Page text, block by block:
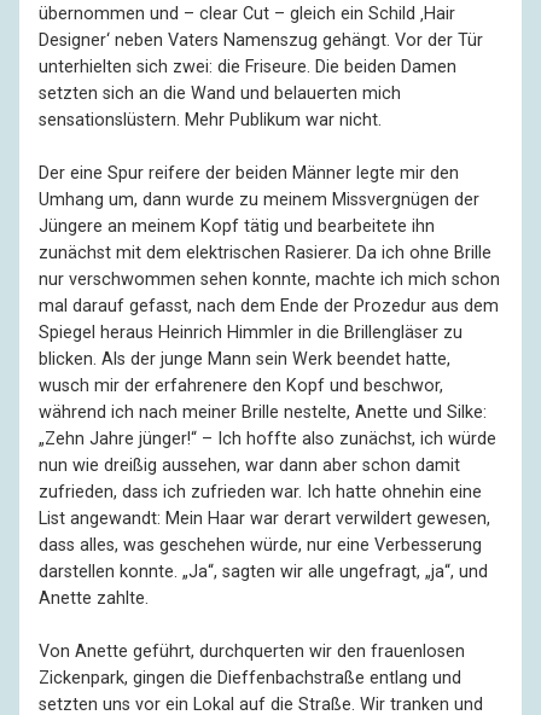
übernommen und – clear Cut – gleich ein Schild ‚Hair
Designer‘ neben Vaters Namenszug gehängt. Vor der Tür
unterhielten sich zwei: die Friseure. Die beiden Damen
setzten sich an die Wand und belauerten mich
sensationslüstern. Mehr Publikum war nicht.
Der eine Spur reifere der beiden Männer legte mir den
Umhang um, dann wurde zu meinem Missvergnügen der
Jüngere an meinem Kopf tätig und bearbeitete ihn
zunächst mit dem elektrischen Rasierer. Da ich ohne Brille
nur verschwommen sehen konnte, machte ich mich schon
mal darauf gefasst, nach dem Ende der Prozedur aus dem
Spiegel heraus Heinrich Himmler in die Brillengläser zu
blicken. Als der junge Mann sein Werk beendet hatte,
wusch mir der erfahrenere den Kopf und beschwor,
während ich nach meiner Brille nestelte, Anette und Silke:
„Zehn Jahre jünger!“ – Ich hoffte also zunächst, ich würde
nun wie dreißig aussehen, war dann aber schon damit
zufrieden, dass ich zufrieden war. Ich hatte ohnehin eine
List angewandt: Mein Haar war derart verwildert gewesen,
dass alles, was geschehen würde, nur eine Verbesserung
darstellen konnte. „Ja“, sagten wir alle ungefragt, „ja“, und
Anette zahlte.
Von Anette geführt, durchquerten wir den frauenlosen
Zickenpark, gingen die Dieffenbachstraße entlang und
setzten uns vor ein Lokal auf die Straße. Wir tranken und